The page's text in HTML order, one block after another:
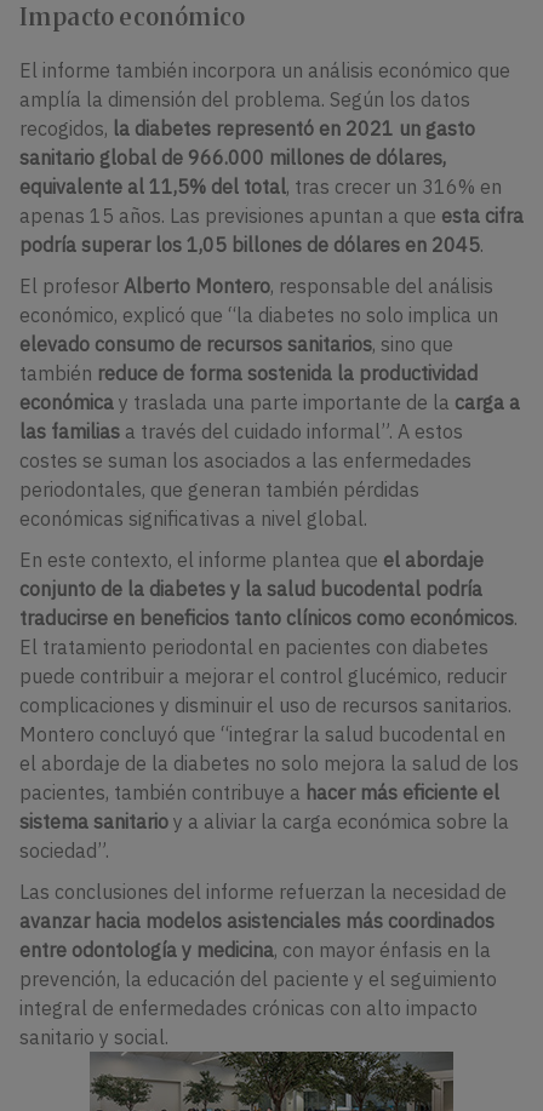
Impacto económico
El informe también incorpora un análisis económico que
amplía la dimensión del problema. Según los datos
recogidos, la diabetes representó en 2021 un gasto
sanitario global de 966.000 millones de dólares,
equivalente al 11,5% del total, tras crecer un 316% en
apenas 15 años. Las previsiones apuntan a que esta cifra
podría superar los 1,05 billones de dólares en 2045.
El profesor Alberto Montero, responsable del análisis
económico, explicó que “la diabetes no solo implica un
elevado consumo de recursos sanitarios, sino que
también reduce de forma sostenida la productividad
económica y traslada una parte importante de la carga a
las familias a través del cuidado informal”. A estos
costes se suman los asociados a las enfermedades
periodontales, que generan también pérdidas
económicas significativas a nivel global.
En este contexto, el informe plantea que el abordaje
conjunto de la diabetes y la salud bucodental podría
traducirse en beneficios tanto clínicos como económicos.
El tratamiento periodontal en pacientes con diabetes
puede contribuir a mejorar el control glucémico, reducir
complicaciones y disminuir el uso de recursos sanitarios.
Montero concluyó que “integrar la salud bucodental en
el abordaje de la diabetes no solo mejora la salud de los
pacientes, también contribuye a hacer más eficiente el
sistema sanitario y a aliviar la carga económica sobre la
sociedad”.
Las conclusiones del informe refuerzan la necesidad de
avanzar hacia modelos asistenciales más coordinados
entre odontología y medicina, con mayor énfasis en la
prevención, la educación del paciente y el seguimiento
integral de enfermedades crónicas con alto impacto
sanitario y social.